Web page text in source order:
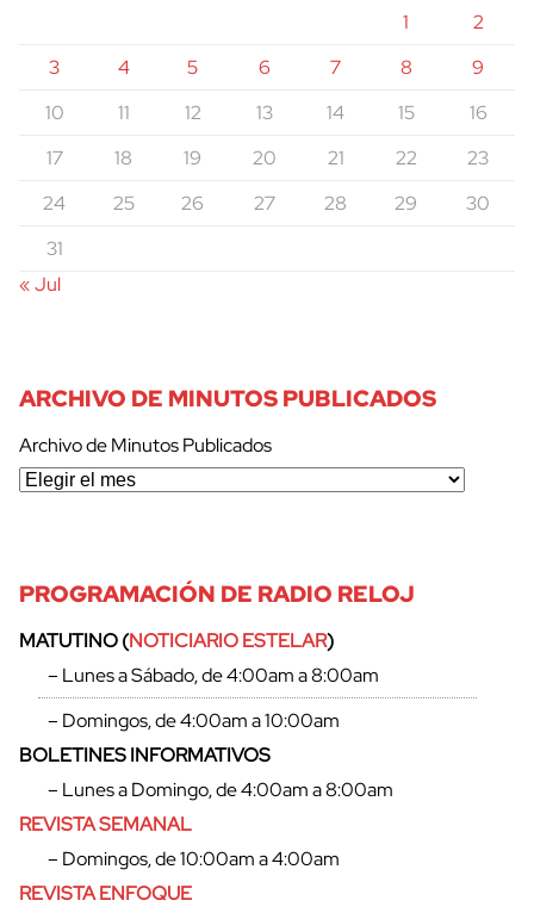
1
2
3
4 5 6 7 8
9
10
11 12 13 14 15
16
17
18 19 20 21 22
23
24
25 26 27 28 29
30
31
« Jul
ARCHIVO DE MINUTOS PUBLICADOS
Archivo de Minutos Publicados
PROGRAMACIÓN DE RADIO RELOJ
MATUTINO (NOTICIARIO ESTELAR)
– Lunes a Sábado, de 4:00am a 8:00am
– Domingos, de 4:00am a 10:00am
BOLETINES INFORMATIVOS
– Lunes a Domingo, de 4:00am a 8:00am
REVISTA SEMANAL
– Domingos, de 10:00am a 4:00am
REVISTA ENFOQUE